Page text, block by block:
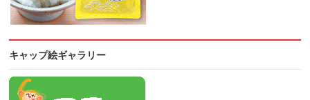
キャップ絵ギャラリー